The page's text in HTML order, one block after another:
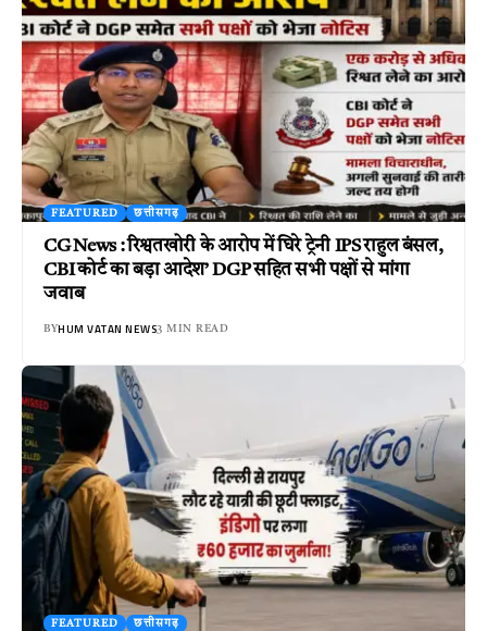
FEATURED छत्तीसगढ़
CG News : रिश्वतखोरी के आरोप में घिरे ट्रेनी IPS राहुल बंसल,
CBI कोर्ट का बड़ा आदेश’ DGP सहित सभी पक्षों से मांगा
जवाब
BYHUM VATAN NEWS3 MIN READ
FEATURED छत्तीसगढ़